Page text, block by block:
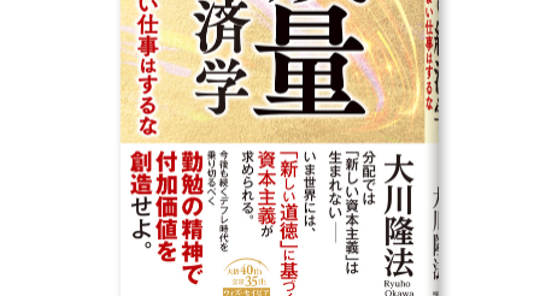
CD
DVD・ブルーレイ
雑貨
外国語